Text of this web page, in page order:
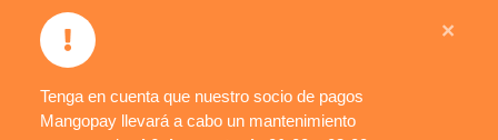
Tenga en cuenta que nuestro socio de pagos
Mangopay llevará a cabo un mantenimiento
×